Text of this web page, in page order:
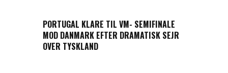
PORTUGAL KLARE TIL VM- SEMIFINALE
MOD DANMARK EFTER DRAMATISK SEJR
OVER TYSKLAND